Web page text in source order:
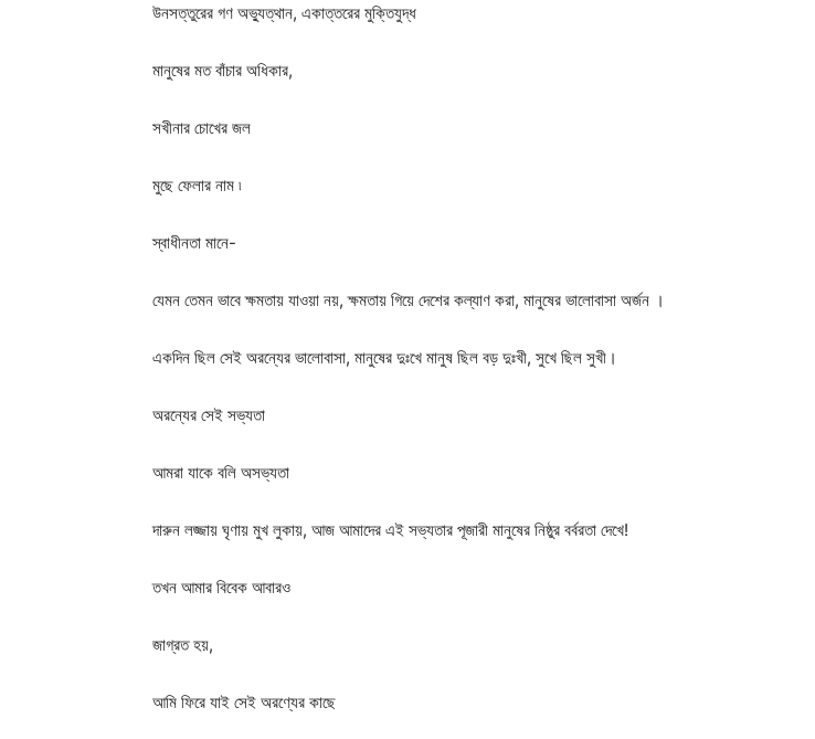
উনসত্তুরের গণ অভ্যুত্থান, একাত্তরের মুক্তিযুদ্ধ
মানুষের মত বাঁচার অধিকার,
সখীনার চোখের জল
মুছে ফেলার নাম ৷
স্বাধীনতা মানে-
যেমন তেমন ভাবে ক্ষমতায় যাওয়া নয়, ক্ষমতায় গিয়ে দেশের কল্যাণ করা, মানুষের ভালোবাসা অর্জন ।
একদিন ছিল সেই অরন্যের ভালোবাসা, মানুষের দুঃখে মানুষ ছিল বড় দুঃখী, সুখে ছিল সুখী।
অরন্যের সেই সভ্যতা
আমরা যাকে বলি অসভ্যতা
দারুন লজ্জায় ঘৃণায় মুখ লুকায়, আজ আমাদের এই সভ্যতার পূজারী মানুষের নিষ্ঠুর বর্বরতা দেখে!
তখন আমার বিবেক আবারও
জাগ্রত হয়,
আমি ফিরে যাই সেই অরণ্যের কাছে